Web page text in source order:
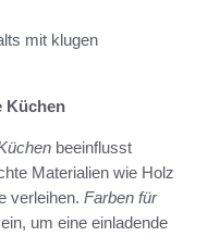
mit klugen
Küchen
beeinflusst
Materialien wie Holz
verleihen. Farben für
um eine einladende